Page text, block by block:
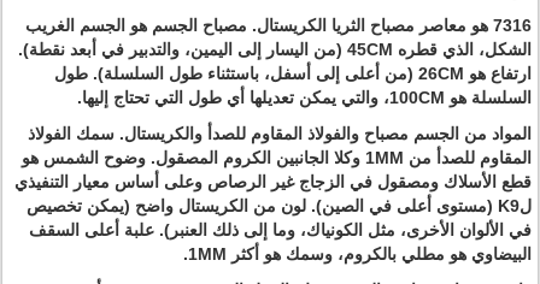
7316 هو معاصر مصباح الثريا الكريستال.
مصباح الجسم هو الجسم الغريب
الشكل، الذي قطره 45CM (من اليسار إلى اليمين، والتدبير في أبعد نقطة).
ارتفاع هو 26CM (من أعلى إلى أسفل، باستثناء طول السلسلة).
طول
السلسلة هو 100CM، والتي يمكن تعديلها أي طول التي تحتاج إليها.
المواد من الجسم مصباح والفولاذ المقاوم للصدأ والكريستال. سمك الفولاذ
المقاوم للصدأ من 1MM وكلا الجانبين الكروم المصقول.
وضوح الشمس هو
قطع الأسلاك ومصقول في الزجاج غير الرصاص وعلى أساس معيار التنفيذي
لK9 (مستوى أعلى في الصين).
لون من الكريستال واضح (يمكن تخصيص
في الألوان الأخرى، مثل الكونياك، وما إلى ذلك العنبر). علبة أعلى السقف
البيضاوي هو مطلي بالكروم، وسمك هو أكثر 1MM.